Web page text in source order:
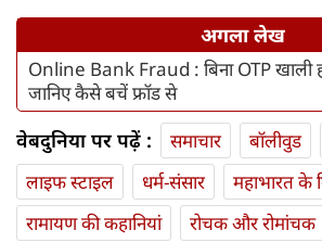
अगला लेख
Online Bank Fraud : बिना OTP खाली
जानिए कैसे बचें फ्रॉड से
वेबदुनिया पर पढ़ें : समाचार बॉलीवुड
लाइफ स्‍टाइल
धर्म-संसार
महाभारत के
रामायण की कहानियां
रोचक और रोमांचक